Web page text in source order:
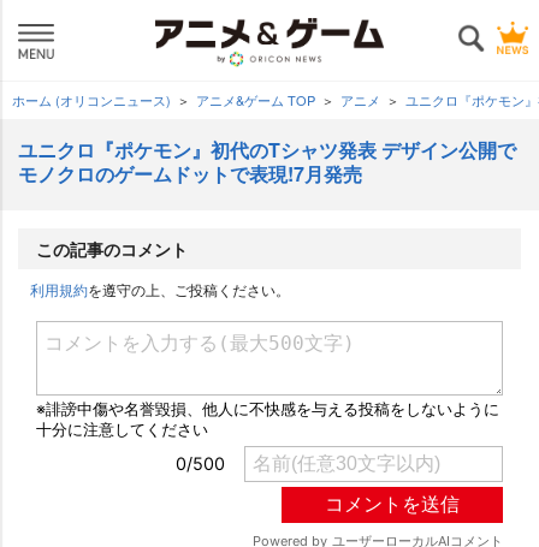
ホーム (オリコンニュース) アニメ&ゲーム TOP アニメ ユニクロ『ポケモン
ユニクロ『ポケモン』初代のTシャツ発表 デザイン公開で
モノクロのゲームドットで表現!7月発売
この記事のコメント
利用規約を遵守の上、ご投稿ください。